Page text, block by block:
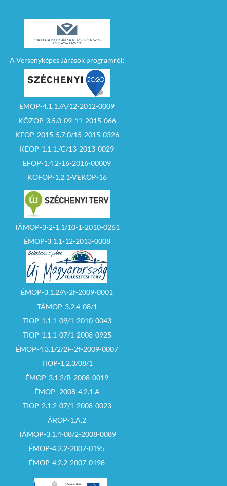
A Versenyképes Járások programról:
ÉMOP-4.1.1./A/12-2012-0009
KÖZOP-3.5.0-09-11-2015-066
KEOP-2015-5.7.0/15-2015-0326
KEOP-1.1.1./C/13-2013-0029
EFOP-1.4.2-16-2016-00009
KÖFOP-1.2.1-VEKOP-16
TÁMOP-3-2-1.1/10-1-2010-0261
ÉMOP-3.1.1-12-2013-0008
ÉMOP-3.1.2/A-2f-2009-0001
TÁMOP-3.2.4-08/1
TIOP-1.1.1-09/1-2010-0043
TIOP-1.1.1-07/1-2008-0925
ÉMOP-4.3.1/2/2F-2f-2009-0007
TIOP-1.2.3/08/1
ÉMOP-3.1.2/B-2008-0019
ÉMOP–2008-4.2.1.A
TIOP-2.1.2-07/1-2008-0023
ÁROP-1.A.2
TÁMOP-3.1.4-08/2-2008-0089
ÉMOP-4.2.2-2007-0195
ÉMOP-4.2.2-2007-0198